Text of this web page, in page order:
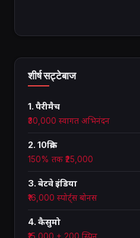
शीर्ष सट्टेबाज
1. पैरीमैच
₹30,000 स्वागत अभिनंदन
2. 10क्रिक
150% तक ₹25,000
3. बेटवे इंडिया
₹16,000 स्पोर्ट्स बोनस
4. कैसुमो